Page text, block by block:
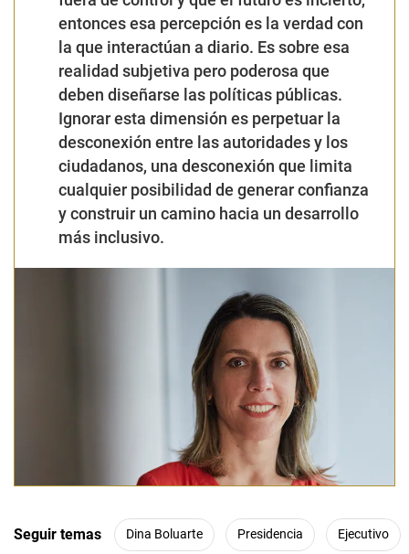
comparativo con los resultados de la
encuesta de Datum-El Comercio de hace
un año, ha sido un período más difícil de lo
esperado. Solo se reconocen dos
acontecimientos positivos para el país, la
inauguración del puerto de Chancay y la
cumbre de APEC. Sin embargo, estos
logros se ven opacados por lo negativo, el
incremento de la inseguridad ciudadana, la
situación política y el deterioro de la
economía familiar.
Aunque termina un año malo, a juicio de
los peruanos, el año que viene tampoco
despierta entusiasmo. Las percepciones y
expectativas a fines del 2023 eran muy
distintas a las que hoy se registran. A pesar
de los resultados del año, hace 12 meses
se creía que el 2024 sería mejor. De cara al
2025, esa esperanza se ha perdido. Cae en
15 puntos quienes creen que será mejor
para las familias peruanas. Se voltea la
les irá peor en los próximos meses. Este